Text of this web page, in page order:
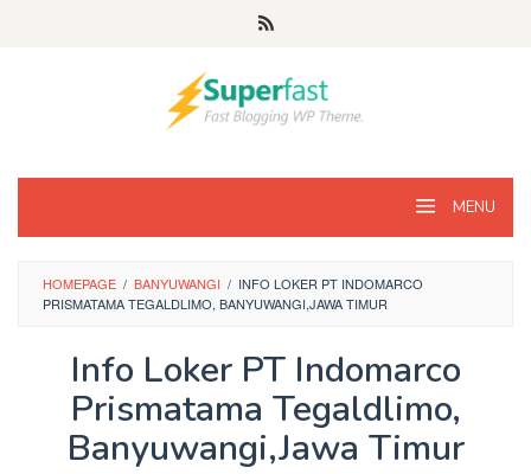
MENU
HOMEPAGE / BANYUWANGI / INFO LOKER PT INDOMARCO
PRISMATAMA TEGALDLIMO, BANYUWANGI,JAWA TIMUR
Info Loker PT Indomarco
Prismatama Tegaldlimo,
Banyuwangi,Jawa Timur